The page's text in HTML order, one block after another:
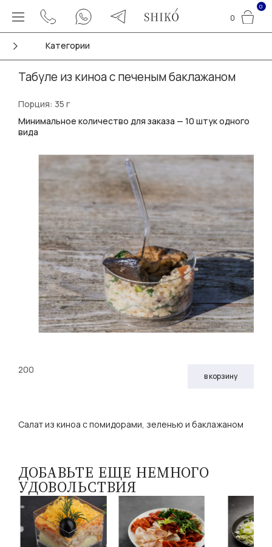
0
0
Категории
Табуле из киноа с печеным баклажаном
Порция: 35 г
Минимальное количество для заказа — 10 штук одного
вида
200
в корзину
Салат из киноа с помидорами, зеленью и баклажаном
ДОБАВЬТЕ ЕЩЕ НЕМНОГО
УДОВОЛЬСТВИЯ